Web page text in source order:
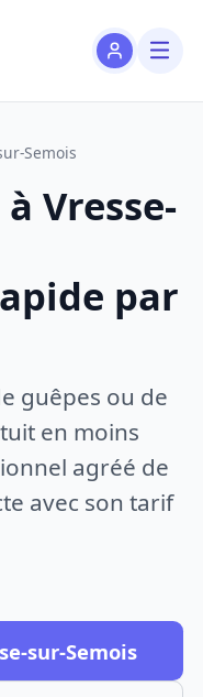
Semois
Vresse-
par
guêpes ou de
en moins
agréé de
avec son tarif
sur-Semois